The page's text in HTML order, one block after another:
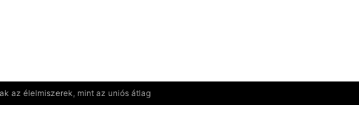
az élelmiszerek, mint az uniós átlag